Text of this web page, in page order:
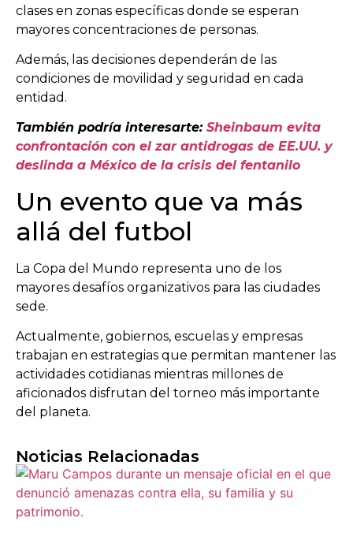
clases en zonas específicas donde se esperan
mayores concentraciones de personas.
Además, las decisiones dependerán de las
condiciones de movilidad y seguridad en cada
entidad.
También podría interesarte: Sheinbaum evita
confrontación con el zar antidrogas de EE.UU. y
deslinda a México de la crisis del fentanilo
Un evento que va más
allá del futbol
La Copa del Mundo representa uno de los
mayores desafíos organizativos para las ciudades
sede.
Actualmente, gobiernos, escuelas y empresas
trabajan en estrategias que permitan mantener las
actividades cotidianas mientras millones de
aficionados disfrutan del torneo más importante
del planeta.
Noticias Relacionadas